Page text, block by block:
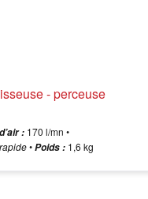
- perceuse
: 170 l/mn •
•Poids : 1,6 kg